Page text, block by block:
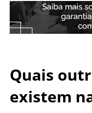
Quais
existem